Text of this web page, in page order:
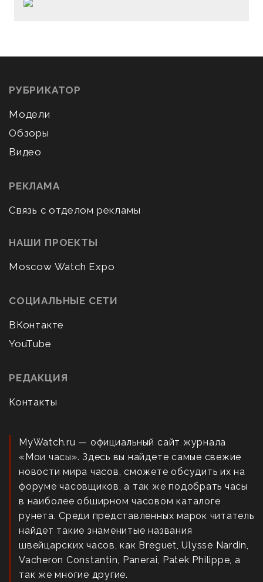
РУБРИКАТОР
Модели
Обзоры
Видео
РЕКЛАМА
Связь с отделом рекламы
НАШИ ПРОЕКТЫ
Moscow Watch Expo
СОЦИАЛЬНЫЕ СЕТИ
ВКонтакте
YouTube
РЕДАКЦИЯ
Контакты
MyWatch.ru — официальный сайт журнала
«Мои часы». Здесь вы найдете самые свежие
новости мира часов, сможете обсудить их на
форуме часовщиков, а так же подобрать часы
в наиболее обширном часовом каталоге
рунета. Среди представленных марок читатель
найдет такие знаменитые названия
швейцарских часов, как Breguet, Ulysse Nardin,
Vacheron Constantin, Panerai, Patek Philippe, а
так же многие другие.